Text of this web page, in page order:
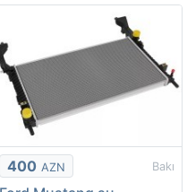
400 AZN Bakı